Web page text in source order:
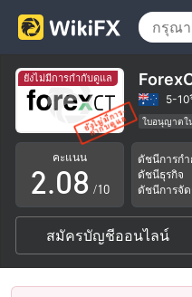
ยังไม่มีการกำกับดูแล
5-
ใบอนุญาตใ
กลุ่มธุรกิจที่
ระวังความเ
คะแนน
0
1
2
3
4
.0
1
2
4
5
6
7
8
9
/10
ดัชนีการก
ดัชนีธุรกิจ
สมัครบัญชีออนไลน์